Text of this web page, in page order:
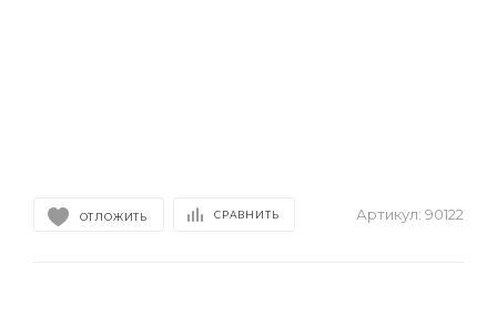
ОТЛОЖИТЬ СРАВНИТЬ Артикул: 90122